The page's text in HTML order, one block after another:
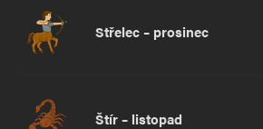
Střelec – prosinec
Štír – listopad